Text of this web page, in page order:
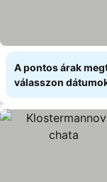
A pontos árak
válasszon